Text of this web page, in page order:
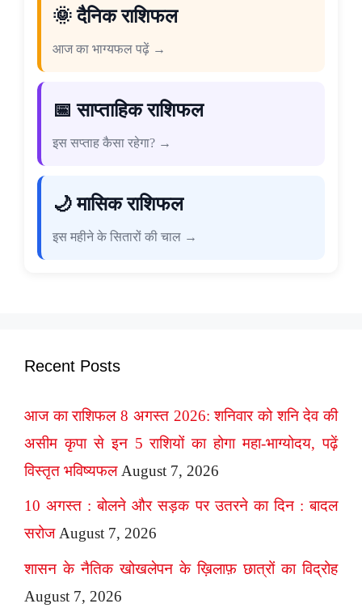
🌞 दैनिक राशिफल
आज का भाग्यफल पढ़ें →
📅 साप्ताहिक राशिफल
इस सप्ताह कैसा रहेगा? →
🌙 मासिक राशिफल
इस महीने के सितारों की चाल →
Recent Posts
आज का राशिफल 8 अगस्त 2026: शनिवार को शनि देव की
असीम कृपा से इन 5 राशियों का होगा महा-भाग्योदय, पढ़ें
विस्तृत भविष्यफल August 7, 2026
10 अगस्त : बोलने और सड़क पर उतरने का दिन : बादल
सरोज August 7, 2026
शासन के नैतिक खोखलेपन के ख़िलाफ़ छात्रों का विद्रोह
August 7, 2026